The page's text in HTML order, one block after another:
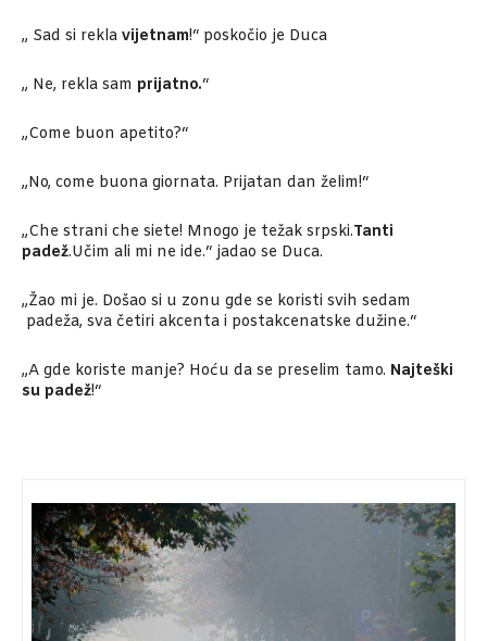
„ Sad si rekla vijetnam!“ poskočio je Duca
„ Ne, rekla sam prijatno.“
„Come buon apetito?“
„No, come buona giornata. Prijatan dan želim!“
„Che strani che siete! Mnogo je težak srpski.Tanti
padež.Učim ali mi ne ide.“ jadao se Duca.
„Žao mi je. Došao si u zonu gde se koristi svih sedam
padeža, sva četiri akcenta i postakcenatske dužine.“
„A gde koriste manje? Hoću da se preselim tamo. Najteški
su padež!“